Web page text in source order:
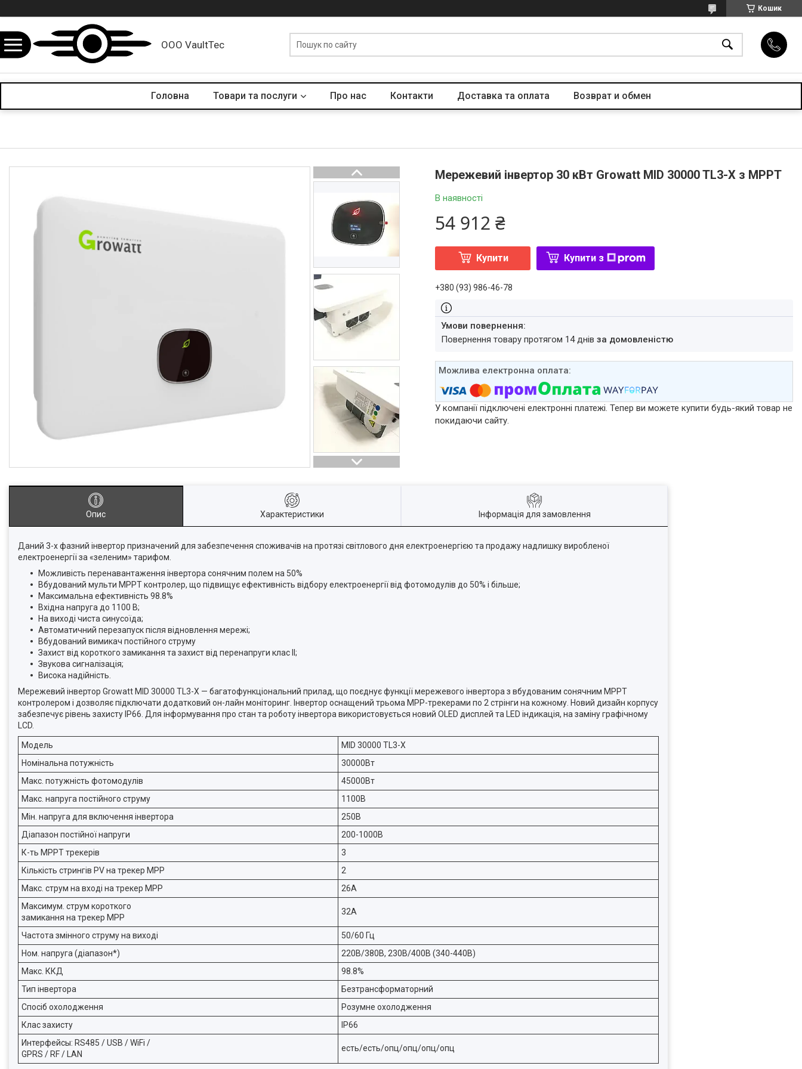
Кошик
ООО VaultTec
Головна Товари та послуги Про нас Контакти Доставка та оплата Возврат и обмен
Мережевий інвертор 30 кВт Growatt MID 30000 TL3-X з MPPT
В наявності
54 912 ₴
Купити Купити з
+380 (93) 986-46-78
повернення товару протягом 14 днівза домовленістю
У компанії підключені електронні платежі. Тепер ви можете купити будь-який товар не
покидаючи сайту.
Опис Характеристики Інформація для замовлення
Даний 3-х фазний інвертор призначений для забезпечення споживачів на протязі світлового дня електроенергією та продажу надлишку виробленої
електроенергії за «зеленим» тарифом.
Можливість перенавантаження інвертора сонячним полем на 50%
Вбудований мульти МРРТ контролер, що підвищує ефективність відбору електроенергії від фотомодулів до 50% і більше;
Максимальна ефективність 98.8%
Вхідна напруга до 1100 В;
На виході чиста синусоїда;
Автоматичний перезапуск після відновлення мережі;
Вбудований вимикач постійного струму
Захист від короткого замикання та захист від перенапруги клас II;
Звукова сигналізація;
Висока надійність.
Мережевий інвертор Growatt MID 30000 TL3-X — багатофункціональний прилад, що поєднує функції мережевого інвертора з вбудованим сонячним МРРТ
контролером і дозволяє підключати додатковий он-лайн моніторинг. Інвертор оснащений трьома MPP-трекерами по 2 стрінги на кожному. Новий дизайн корпусу
забезпечує рівень захисту IP66. Для інформування про стан та роботу інвертора використовується новий OLED дисплей та LED індикація, на заміну графічному
LCD.
Модель
MID 30000 TL3-X
Номінальна потужність
30000Вт
Макс. потужність фотомодулів
45000Вт
Макс. напруга постійного струму
1100В
Мін. напруга для включення інвертора
250В
Діапазон постійної напруги
200-1000В
К-ть МРРТ трекерів
3
Кількість стрингів PV на трекер MPP
2
Макс. струм на вході на трекер MPP
26А
Максимум. струм короткого
замикання на трекер MPP
32А
Частота змінного струму на виході
50/60 Гц
Ном. напруга (діапазон*)
220В/380В, 230В/400В (340-440В)
Макс. ККД
98.8%
Тип інвертора
Безтрансформаторний
Спосіб охолодження
Розумне охолодження
Клас захисту
IP66
Интерфейсы: RS485 / USB / WiFi /
GPRS / RF / LAN
есть/есть/опц/опц/опц/опц